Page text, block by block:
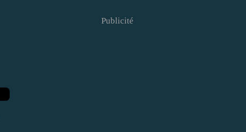
Publicité